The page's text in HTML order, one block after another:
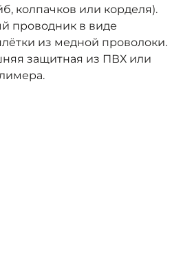
колпачков или корделя).
проводник в виде
из медной проволоки.
защитная из ПВХ или